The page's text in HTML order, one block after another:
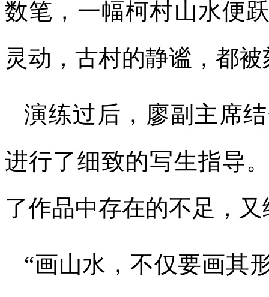
数笔，一幅柯村山水便
灵动，古村的静谧，都
演练过后，廖副主席
进行了细致的写生指导
了作品中存在的不足，
“画山水，不仅要画其